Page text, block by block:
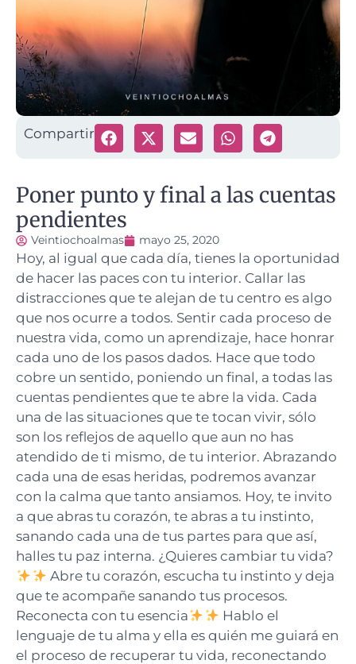
Compartir
Poner punto y final a las cuentas
pendientes
Veintiochoalmas mayo 25, 2020
Hoy, al igual que cada día, tienes la oportunidad
de hacer las paces con tu interior. Callar las
distracciones que te alejan de tu centro es algo
que nos ocurre a todos. Sentir cada proceso de
nuestra vida, como un aprendizaje, hace honrar
cada uno de los pasos dados. Hace que todo
cobre un sentido, poniendo un final, a todas las
cuentas pendientes que te abre la vida. Cada
una de las situaciones que te tocan vivir, sólo
son los reflejos de aquello que aun no has
atendido de ti mismo, de tu interior. Abrazando
cada una de esas heridas, podremos avanzar
con la calma que tanto ansiamos. Hoy, te invito
a que abras tu corazón, te abras a tu instinto,
sanando cada una de tus partes para que así,
halles tu paz interna. ¿Quieres cambiar tu vida?
Abre tu corazón, escucha tu instinto y deja
que te acompañe sanando tus procesos.
Reconecta con tu esencia
Hablo el
lenguaje de tu alma y ella es quién me guiará en
el proceso de recuperar tu vida, reconectando